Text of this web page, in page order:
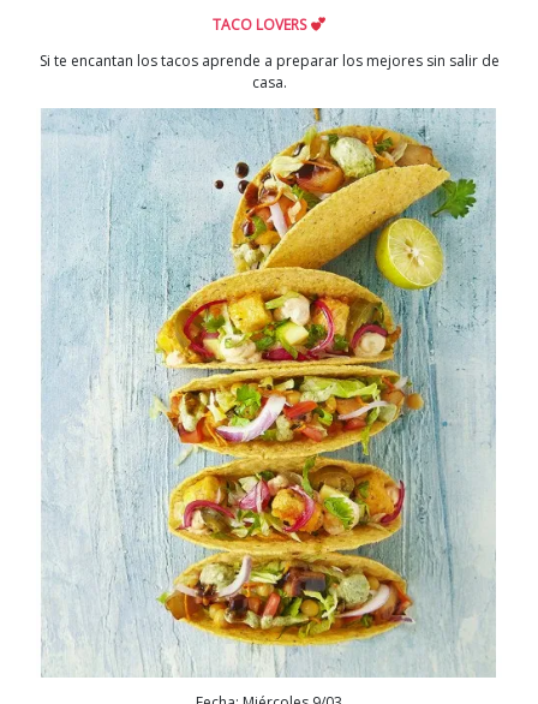
TACO LOVERS
Si te encantan los tacos aprende a preparar los mejores sin salir de
casa.